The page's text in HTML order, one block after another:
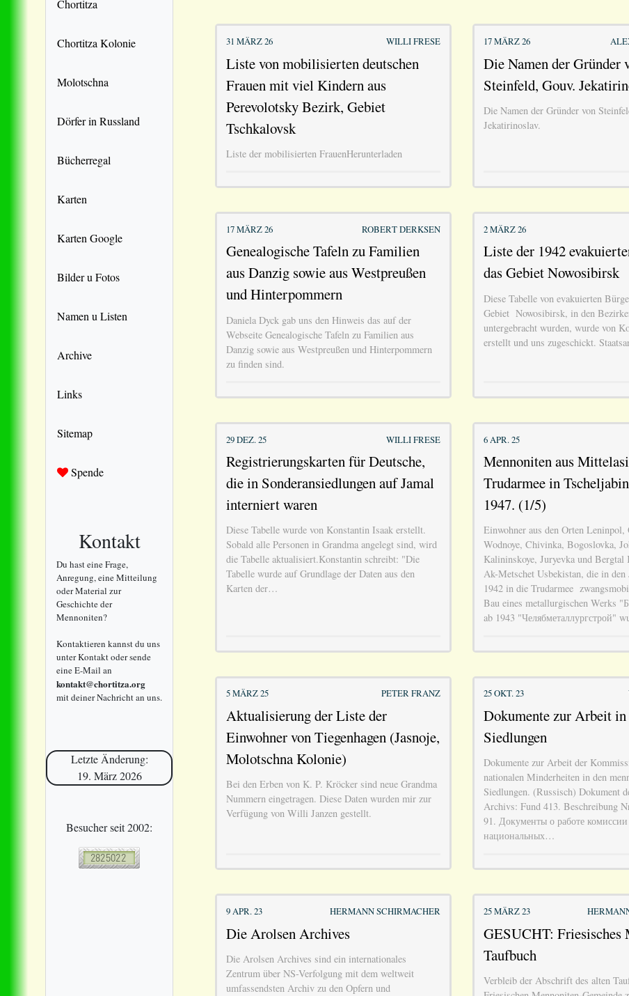
Chortitza
Chortitza Kolonie
Molotschna
Dörfer in Russland
Bücherregal
Karten
Karten Google
Bilder u Fotos
Namen u Listen
Archive
Links
Sitemap
Spende
Kontakt
Du hast eine Frage,
Anregung, eine Mitteilung
oder Material zur
Geschichte der
Mennoniten?
Kontaktieren kannst du uns
unter Kontakt oder sende
eine E-Mail an
kontakt@chortitza.org
mit deiner Nachricht an uns.
Letzte Änderung:
19. März 2026
Besucher seit 2002:
31 MÄRZ 26 WILLI FRESE
Liste von mobilisierten deutschen
Frauen mit viel Kindern aus
Perevolotsky Bezirk, Gebiet
Tschkalovsk
Liste der mobilisierten FrauenHerunterladen
17 MÄRZ 26
Die Namen der Gründer
Steinfeld, Gouv.
Die Namen der Gründer von
Jekatirinoslav.
17 MÄRZ 26 ROBERT DERKSEN
Genealogische Tafeln zu Familien
aus Danzig sowie aus Westpreußen
und Hinterpommern
Daniela Dyck gab uns den Hinweis das auf der
Webseite Genealogische Tafeln zu Familien aus
Danzig sowie aus Westpreußen und Hinterpommern
zu finden sind.
2 MÄRZ 26
Liste der 1942
das Gebiet Nowosibirsk
Diese Tabelle von evakuierten
Gebiet Nowosibirsk, in den
untergebracht wurden, wurde von
erstellt und uns zugeschickt.
29 DEZ. 25 WILLI FRESE
Registrierungskarten für Deutsche,
die in Sonderansiedlungen auf Jamal
interniert waren
Diese Tabelle wurde von Konstantin Isaak erstellt.
Sobald alle Personen in Grandma angelegt sind, wird
die Tabelle aktualisiert.Konstantin schreibt: "Die
Tabelle wurde auf Grundlage der Daten aus den
Karten der…
6 APR. 25
Mennoniten aus
Trudarmee in
1947. (1/5)
Einwohner aus den Orten Leninpol,
Wodnoye, Chivinka, Bogoslovka,
Kalininskoye, Juryevka und
Ak-Metschet Usbekistan, die in den
1942 in die Trudarmee
Bau eines metallurgischen Werks
ab 1943 "Челябметаллургстрой"
5 MÄRZ 25 PETER FRANZ
Aktualisierung der Liste der
Einwohner von Tiegenhagen (Jasnoje,
Molotschna Kolonie)
Bei den Erben von K. P. Kröcker sind neue Grandma
Nummern eingetragen. Diese Daten wurden mir zur
Verfügung von Willi Janzen gestellt.
25 OKT. 23
Dokumente zur Arbeit
Siedlungen
Dokumente zur Arbeit der
nationalen Minderheiten in den
Siedlungen. (Russisch) Dokument
Archivs: Fund 413. Beschreibung
91. Документы о работе комиссии
национальных…
9 APR. 23 HERMANN SCHIRMACHER
Die Arolsen Archives
Die Arolsen Archives sind ein internationales
Zentrum über NS-Verfolgung mit dem weltweit
umfassendsten Archiv zu den Opfern und
25 MÄRZ 23
GESUCHT: Friesisches
Taufbuch
Verbleib der Abschrift des alten